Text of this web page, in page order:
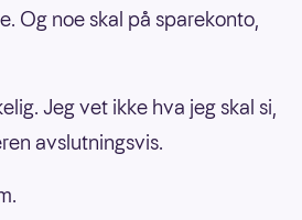
Og noe skal på sparekonto,
Jeg vet ikke hva jeg skal si,
avslutningsvis.